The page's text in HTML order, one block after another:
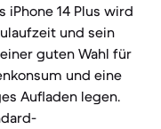
iPhone 14 Plus wird
und sein
guten Wahl für
und eine
Aufladen legen.